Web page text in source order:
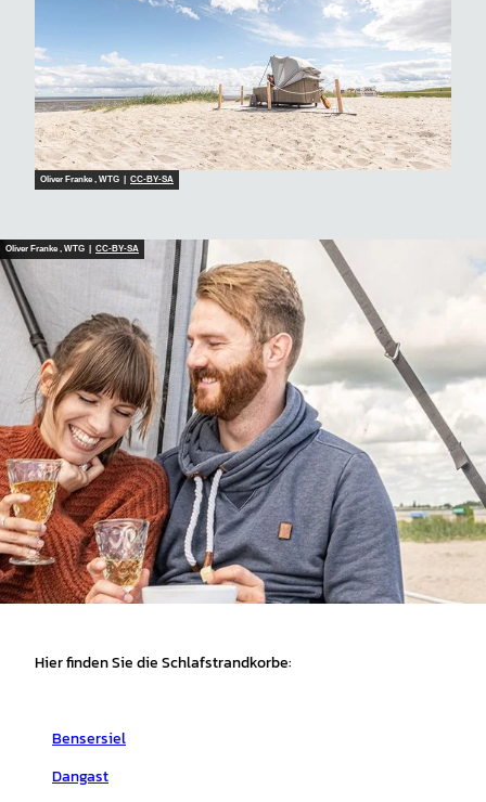
Oliver Franke , WTG | CC-BY-SA
Oliver Franke , WTG | CC-BY-SA
Hier finden Sie die Schlafstrandkorbe:
Bensersiel
Dangast